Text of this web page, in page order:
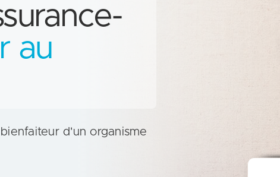
au
d'un organisme